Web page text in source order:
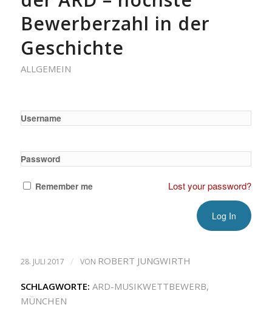
Bewerberzahl in der
Geschichte
ALLGEMEIN
Username
Password
Remember me Lost your password?
28. JULI 2017 / VON ROBERT JUNGWIRTH
SCHLAGWORTE: ARD-MUSIKWETTBEWERB,
MÜNCHEN